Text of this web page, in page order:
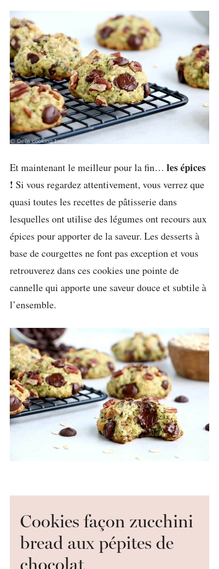
Et maintenant le meilleur pour la fin… les épices
! Si vous regardez attentivement, vous verrez que
quasi toutes les recettes de pâtisserie dans
lesquelles ont utilise des légumes ont recours aux
épices pour apporter de la saveur. Les desserts à
base de courgettes ne font pas exception et vous
retrouverez dans ces cookies une pointe de
cannelle qui apporte une saveur douce et subtile à
l’ensemble.
Cookies façon zucchini
bread aux pépites de
chocolat